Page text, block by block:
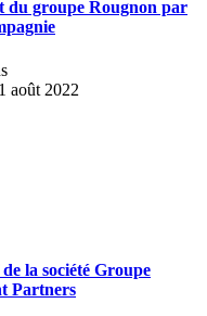
du groupe Rougnon par
août 2022
la société Groupe
Partners